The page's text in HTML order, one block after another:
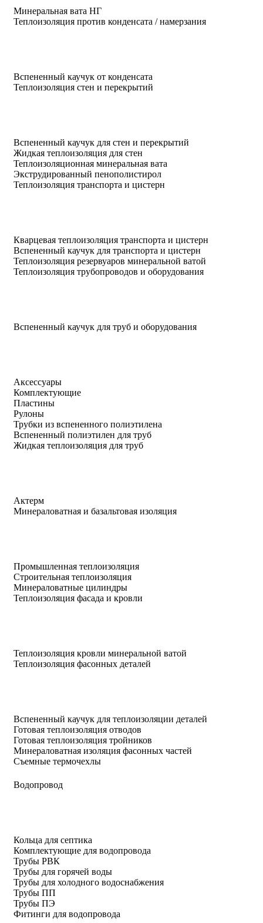
Минеральная вата НГ
Теплоизоляция против конденсата / намерзания
Вспененный каучук от конденсата
Теплоизоляция стен и перекрытий
Вспененный каучук для стен и перекрытий
Жидкая теплоизоляция для стен
Теплоизоляционная минеральная вата
Экструдированный пенополистирол
Теплоизоляция транспорта и цистерн
Кварцевая теплоизоляция транспорта и цистерн
Вспененный каучук для транспорта и цистерн
Теплоизоляция резервуаров минеральной ватой
Теплоизоляция трубопроводов и оборудования
Вспененный каучук для труб и оборудования
Аксессуары
Комплектующие
Пластины
Рулоны
Трубки из вспененного полиэтилена
Вспененный полиэтилен для труб
Жидкая теплоизоляция для труб
Актерм
Минераловатная и базальтовая изоляция
Промышленная теплоизоляция
Строительная теплоизоляция
Минераловатные цилиндры
Теплоизоляция фасада и кровли
Теплоизоляция кровли минеральной ватой
Теплоизоляция фасонных деталей
Вспененный каучук для теплоизоляции деталей
Готовая теплоизоляция отводов
Готовая теплоизоляция тройников
Минераловатная изоляция фасонных частей
Съемные термочехлы
Водопровод
Кольца для септика
Комплектующие для водопровода
Трубы РВК
Трубы для горячей воды
Трубы для холодного водоснабжения
Трубы ПП
Трубы ПЭ
Фитинги для водопровода